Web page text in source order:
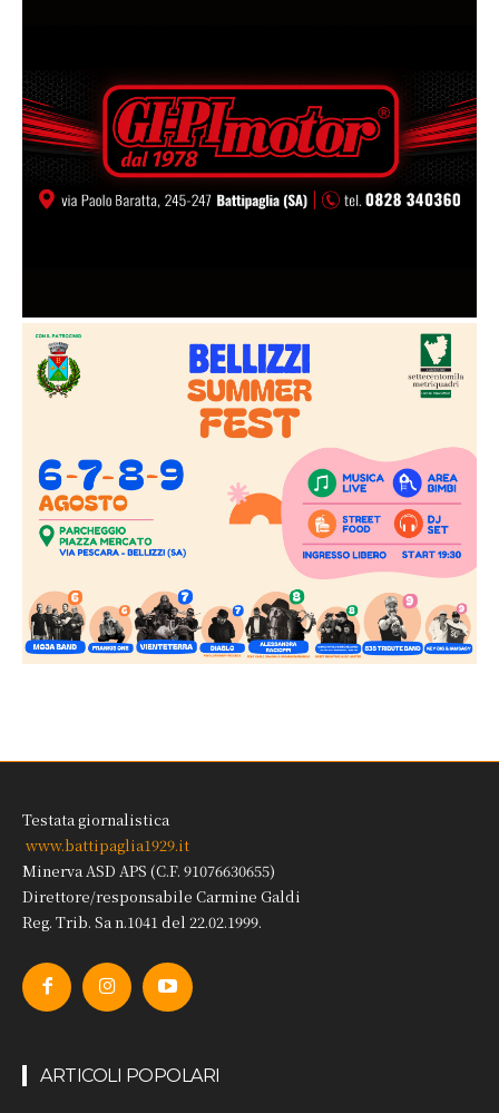
Testata giornalistica
www.battipaglia1929.it
Minerva ASD APS (C.F. 91076630655)
Direttore/responsabile Carmine Galdi
Reg. Trib. Sa n.1041 del 22.02.1999.
ARTICOLI POPOLARI